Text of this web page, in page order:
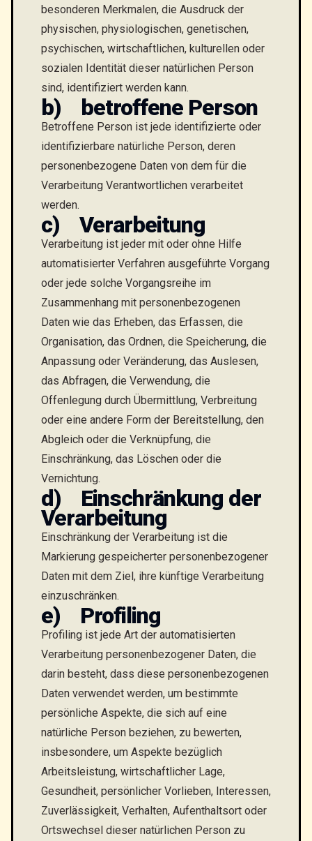
besonderen Merkmalen, die Ausdruck der
physischen, physiologischen, genetischen,
psychischen, wirtschaftlichen, kulturellen oder
sozialen Identität dieser natürlichen Person
sind, identifiziert werden kann.
b) betroffene Person
Betroffene Person ist jede identifizierte oder
identifizierbare natürliche Person, deren
personenbezogene Daten von dem für die
Verarbeitung Verantwortlichen verarbeitet
werden.
c) Verarbeitung
Verarbeitung ist jeder mit oder ohne Hilfe
automatisierter Verfahren ausgeführte Vorgang
oder jede solche Vorgangsreihe im
Zusammenhang mit personenbezogenen
Daten wie das Erheben, das Erfassen, die
Organisation, das Ordnen, die Speicherung, die
Anpassung oder Veränderung, das Auslesen,
das Abfragen, die Verwendung, die
Offenlegung durch Übermittlung, Verbreitung
oder eine andere Form der Bereitstellung, den
Abgleich oder die Verknüpfung, die
Einschränkung, das Löschen oder die
Vernichtung.
d) Einschränkung der
Verarbeitung
Einschränkung der Verarbeitung ist die
Markierung gespeicherter personenbezogener
Daten mit dem Ziel, ihre künftige Verarbeitung
einzuschränken.
e) Profiling
Profiling ist jede Art der automatisierten
Verarbeitung personenbezogener Daten, die
darin besteht, dass diese personenbezogenen
Daten verwendet werden, um bestimmte
persönliche Aspekte, die sich auf eine
natürliche Person beziehen, zu bewerten,
insbesondere, um Aspekte bezüglich
Arbeitsleistung, wirtschaftlicher Lage,
Gesundheit, persönlicher Vorlieben, Interessen,
Zuverlässigkeit, Verhalten, Aufenthaltsort oder
Ortswechsel dieser natürlichen Person zu